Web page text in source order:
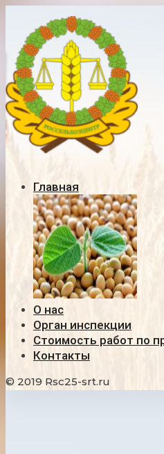
Главная
О нас
Орган инспекции
Стоимость работ по
Контакты
© 2019 Rsc25-srt.ru